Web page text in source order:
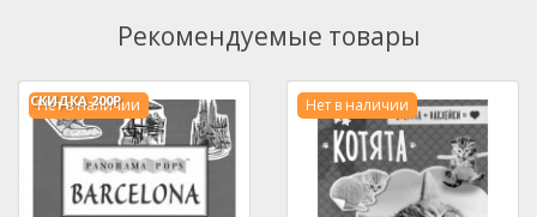
Рекомендуемые товары
Нет в наличии
СКИДКА200Р. Нет в наличии